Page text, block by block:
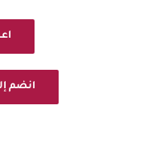
انضم